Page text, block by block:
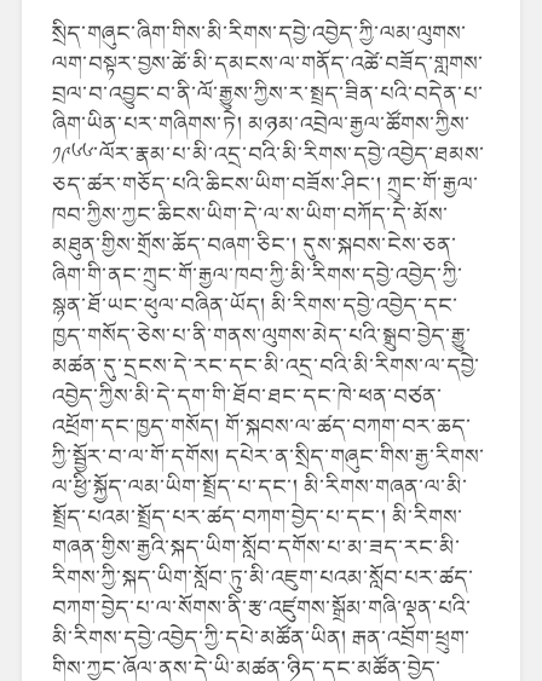
སྲིད་གཞུང་ཞིག་གིས་མི་རིགས་དབྱེ་འབྱེད་ཀྱི་ལམ་ལུགས་
ལག་བསྟར་བྱས་ཚེ་མི་དམངས་ལ་གནོད་འཚེ་བཟོད་གླགས་
བྲལ་བ་འབྱུང་བ་ནི་ལོ་རྒྱུས་ཀྱིས་ར་སྤྲད་ཟིན་པའི་བདེན་པ་
ཞིག་ཡིན་པར་གཞིགས་ཏེ། མཉམ་འབྲེལ་རྒྱལ་ཚོགས་ཀྱིས་
༡༩༦༦་ལོར་རྣམ་པ་མི་འདྲ་བའི་མི་རིགས་དབྱེ་འབྱེད་ཐམས་
ཅད་ཚར་གཅོད་པའི་ཆིངས་ཡིག་བཟོས་ཤིང་། ཀྲུང་གོ་རྒྱལ་
ཁབ་ཀྱིས་ཀྱང་ཆིངས་ཡིག་དེ་ལ་ས་ཡིག་བཀོད་དེ་མོས་
མཐུན་གྱིས་གྲོས་ཆོད་བཞག་ཅིང་། དུས་སྐབས་ངེས་ཅན་
ཞིག་གི་ནང་ཀྲུང་གོ་རྒྱལ་ཁབ་ཀྱི་མི་རིགས་དབྱེ་འབྱེད་ཀྱི་
སྙན་ཐོ་ཡང་ཕུལ་བཞིན་ཡོད། མི་རིགས་དབྱེ་འབྱེད་དང་
ཁྱད་གསོད་ཅེས་པ་ནི་གནས་ལུགས་མེད་པའི་སྒྲུབ་བྱེད་རྒྱུ་
མཚན་དུ་དྲངས་དེ་རང་དང་མི་འདྲ་བའི་མི་རིགས་ལ་དབྱེ་
འབྱེད་ཀྱིས་མི་དེ་དག་གི་ཐོབ་ཐང་དང་ཁེ་ཕན་བཙན་
འཕྲོག་དང་ཁྱད་གསོད། གོ་སྐབས་ལ་ཚད་བཀག་བར་ཆད་
ཀྱི་སྦྱོར་བ་ལ་གོ་དགོས། དཔེར་ན་སྲིད་གཞུང་གིས་རྒྱ་རིགས་
ལ་ཕྱི་སྐྱོད་ལམ་ཡིག་སྤྲོད་པ་དང་། མི་རིགས་གཞན་ལ་མི་
སྤྲོད་པའམ་སྤྲོད་པར་ཚད་བཀག་བྱེད་པ་དང་། མི་རིགས་
གཞན་གྱིས་རྒྱའི་སྐད་ཡིག་སློབ་དགོས་པ་མ་ཟད་རང་མི་
རིགས་ཀྱི་སྐད་ཡིག་སློབ་ཏུ་མི་འཇུག་པའམ་སློབ་པར་ཚད་
བཀག་བྱེད་པ་ལ་སོགས་ནི་རྩ་འཛུགས་སྒྲོམ་གཞི་ལྡན་པའི་
མི་རིགས་དབྱེ་འབྱེད་ཀྱི་དཔེ་མཚོན་ཡིན། རྒན་འབྲོག་ཕྲུག་
གིས་ཀྱང་ཞོལ་ནས་དེ་ཡི་མཚན་ཉིད་དང་མཚོན་བྱེད་